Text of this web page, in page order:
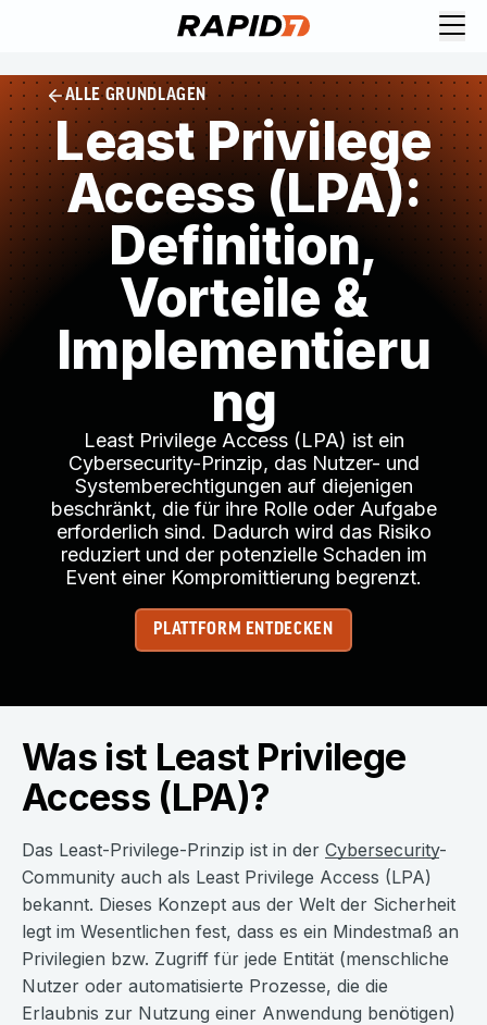
ALLE GRUNDLAGEN
Least Privilege
Access (LPA):
Definition,
Vorteile &
Implementieru
ng
Least Privilege Access (LPA) ist ein
Cybersecurity-Prinzip, das Nutzer- und
Systemberechtigungen auf diejenigen
beschränkt, die für ihre Rolle oder Aufgabe
erforderlich sind. Dadurch wird das Risiko
reduziert und der potenzielle Schaden im
Event einer Kompromittierung begrenzt.
PLATTFORM ENTDECKEN
Was ist Least Privilege
Access (LPA)?
Das Least-Privilege-Prinzip ist in der Cybersecurity-
Community auch als Least Privilege Access (LPA)
bekannt. Dieses Konzept aus der Welt der Sicherheit
legt im Wesentlichen fest, dass es ein Mindestmaß an
Privilegien bzw. Zugriff für jede Entität (menschliche
Nutzer oder automatisierte Prozesse, die die
Erlaubnis zur Nutzung einer Anwendung benötigen)